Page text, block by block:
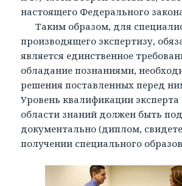
настоящего Федерального
Таким образом, для
производящего экспертизу,
является единственное
обладание познаниями,
решения поставленных перед
Уровень квалификации эксперта
области знаний должен быть
документально (диплом,
получении специального